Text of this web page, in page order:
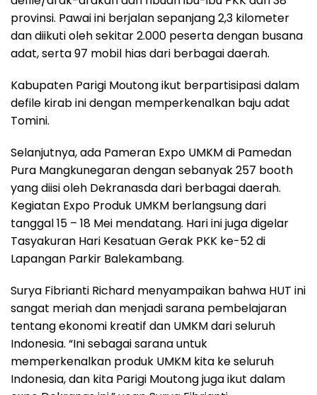
provinsi. Pawai ini berjalan sepanjang 2,3 kilometer
dan diikuti oleh sekitar 2.000 peserta dengan busana
adat, serta 97 mobil hias dari berbagai daerah.
Kabupaten Parigi Moutong ikut berpartisipasi dalam
defile kirab ini dengan memperkenalkan baju adat
Tomini.
Selanjutnya, ada Pameran Expo UMKM di Pamedan
Pura Mangkunegaran dengan sebanyak 257 booth
yang diisi oleh Dekranasda dari berbagai daerah.
Kegiatan Expo Produk UMKM berlangsung dari
tanggal 15 – 18 Mei mendatang. Hari ini juga digelar
Tasyakuran Hari Kesatuan Gerak PKK ke-52 di
Lapangan Parkir Balekambang.
Surya Fibrianti Richard menyampaikan bahwa HUT ini
sangat meriah dan menjadi sarana pembelajaran
tentang ekonomi kreatif dan UMKM dari seluruh
Indonesia. “Ini sebagai sarana untuk
memperkenalkan produk UMKM kita ke seluruh
Indonesia, dan kita Parigi Moutong juga ikut dalam